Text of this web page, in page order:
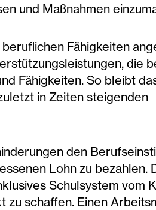
und Maßnahmen
Fähigkeiten
die
Fähigkeiten. So bleibt
in Zeiten steigenden
den
Lohn zu bezahlen.
Schulsystem vom
zu schaffen. Einen